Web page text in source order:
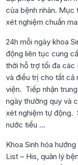
của bệnh nhân. Mục
xét nghiệm chuẩn
24h mỗi ngày khoa
động liên tục cung
thời hỗ trợ tối đa các
và điều trị cho tất cả
viện. Tiếp nhận
ngày thường quy và
xét nghiệm tự động.
nước tiểu …
Khoa Sinh hóa
List – His, quản lý